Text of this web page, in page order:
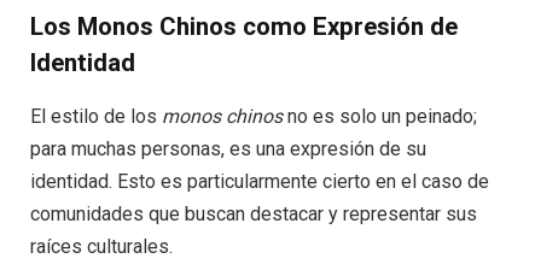
Los Monos Chinos como Expresión de
Identidad
El estilo de los monos chinosno es solo un peinado;
para muchas personas, es una expresión de su
identidad. Esto es particularmente cierto en el caso de
comunidades que buscan destacar y representar sus
raíces culturales.